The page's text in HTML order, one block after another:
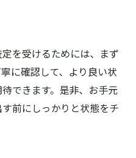
を受けるためには、まず
に確認して、より良い状
できます。是非、お手元
前にしっかりと状態をチ